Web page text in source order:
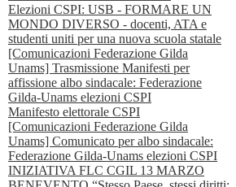
Elezioni CSPI: USB - FORMARE UN
MONDO DIVERSO - docenti, ATA e
studenti uniti per una nuova scuola statale
[Comunicazioni Federazione Gilda
Unams] Trasmissione Manifesti per
affissione albo sindacale: Federazione
Gilda-Unams elezioni CSPI
Manifesto elettorale CSPI
[Comunicazioni Federazione Gilda
Unams] Comunicato per albo sindacale:
Federazione Gilda-Unams elezioni CSPI
INIZIATIVA FLC CGIL 13 MARZO